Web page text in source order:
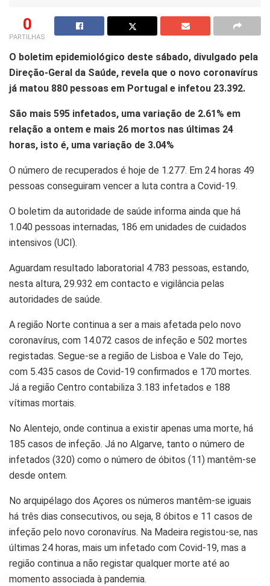
0
PARTILHAS
O boletim epidemiológico deste sábado, divulgado pela
Direção-Geral da Saúde, revela que o novo coronavírus
já matou 880 pessoas em Portugal e infetou 23.392.
São mais 595 infetados, uma variação de 2.61% em
relação a ontem e mais 26 mortos nas últimas 24
horas, isto é, uma variação de 3.04%
O número de recuperados é hoje de 1.277. Em 24 horas 49
pessoas conseguiram vencer a luta contra a Covid-19.
O boletim da autoridade de saúde informa ainda que há
1.040 pessoas internadas, 186 em unidades de cuidados
intensivos (UCI).
Aguardam resultado laboratorial 4.783 pessoas, estando,
nesta altura, 29.932 em contacto e vigilância pelas
autoridades de saúde.
A região Norte continua a ser a mais afetada pelo novo
coronavírus, com 14.072 casos de infeção e 502 mortes
registadas. Segue-se a região de Lisboa e Vale do Tejo,
com 5.435 casos de Covid-19 confirmados e 170 mortes.
Já a região Centro contabiliza 3.183 infetados e 188
vítimas mortais.
No Alentejo, onde continua a existir apenas uma morte, há
185 casos de infeção. Já no Algarve, tanto o número de
infetados (320) como o número de óbitos (11) mantêm-se
desde ontem.
No arquipélago dos Açores os números mantêm-se iguais
há três dias consecutivos, ou seja, 8 óbitos e 11 casos de
infeção pelo novo coronavírus. Na Madeira registou-se, nas
últimas 24 horas, mais um infetado com Covid-19, mas a
região continua a não registar qualquer morte até ao
momento associada à pandemia.